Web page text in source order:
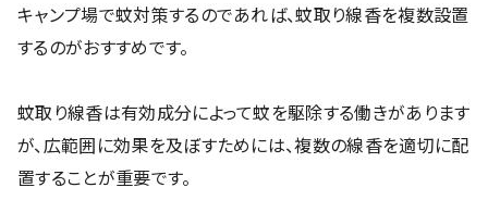
キャンプ場で蚊対策するのであれば、蚊取り線香を複数設置
するのがおすすめです。
蚊取り線香は有効成分によって蚊を駆除する働きがあります
が、広範囲に効果を及ぼすためには、複数の線香を適切に配
置することが重要です。